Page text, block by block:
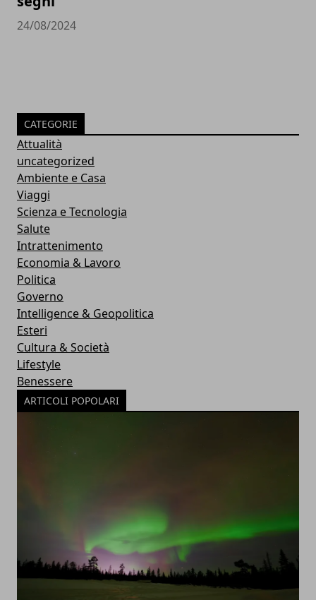
24/08/2024
CATEGORIE
Attualità
uncategorized
Ambiente e Casa
Viaggi
Scienza e Tecnologia
Salute
Intrattenimento
Economia & Lavoro
Politica
Governo
Intelligence & Geopolitica
Esteri
Cultura & Società
Lifestyle
Benessere
ARTICOLI POPOLARI